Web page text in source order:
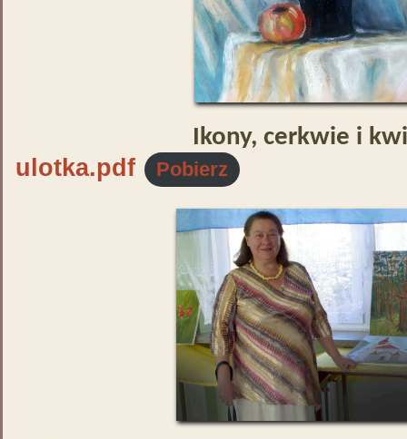
Ikony, cerkwie i
ulotka.pdf Pobierz